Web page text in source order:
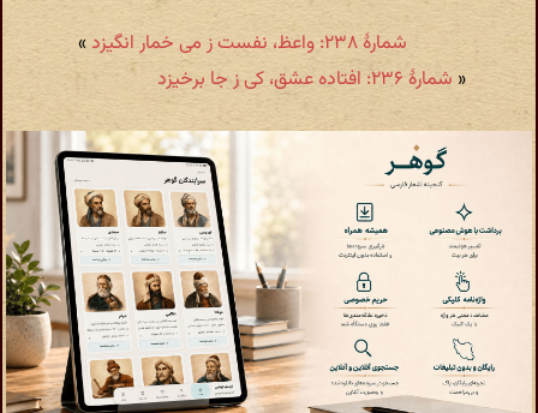
شمارهٔ ۲۳۸: واعظ، نفست ز می خمار انگیزد
»
« شمارهٔ ۲۳۶: افتاده عشق، کی ز جا برخیزد